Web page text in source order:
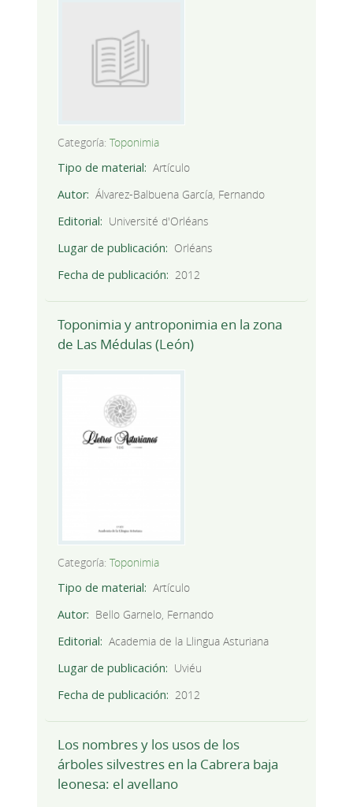
Categoría: Toponimia
Tipo de material
Artículo
Autor
Álvarez-Balbuena García, Fernando
Editorial
Université d'Orléans
Lugar de publicación
Orléans
Fecha de publicación
2012
Toponimia y antroponimia en la zona
de Las Médulas (León)
Categoría: Toponimia
Tipo de material
Artículo
Autor
Bello Garnelo, Fernando
Editorial
Academia de la Llingua Asturiana
Lugar de publicación
Uviéu
Fecha de publicación
2012
Los nombres y los usos de los
árboles silvestres en la Cabrera baja
leonesa: el avellano